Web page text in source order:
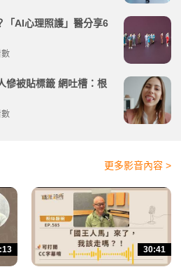
「AI心理照護」醫分享6
慘被貼標籤 網吐槽：根
更多影音內容 >
30:41